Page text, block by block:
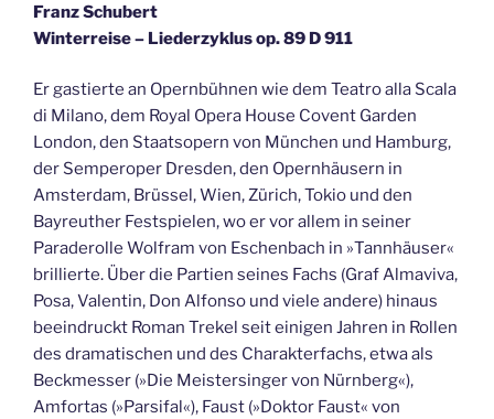
Franz Schubert
Winterreise – Liederzyklus op. 89 D 911
Er gastierte an Opernbühnen wie dem Teatro alla Scala
di Milano, dem Royal Opera House Covent Garden
London, den Staatsopern von München und Hamburg,
der Semperoper Dresden, den Opernhäusern in
Amsterdam, Brüssel, Wien, Zürich, Tokio und den
Bayreuther Festspielen, wo er vor allem in seiner
Paraderolle Wolfram von Eschenbach in »Tannhäuser«
brillierte. Über die Partien seines Fachs (Graf Almaviva,
Posa, Valentin, Don Alfonso und viele andere) hinaus
beeindruckt Roman Trekel seit einigen Jahren in Rollen
des dramatischen und des Charakterfachs, etwa als
Beckmesser (»Die Meistersinger von Nürnberg«),
Amfortas (»Parsifal«), Faust (»Doktor Faust« von